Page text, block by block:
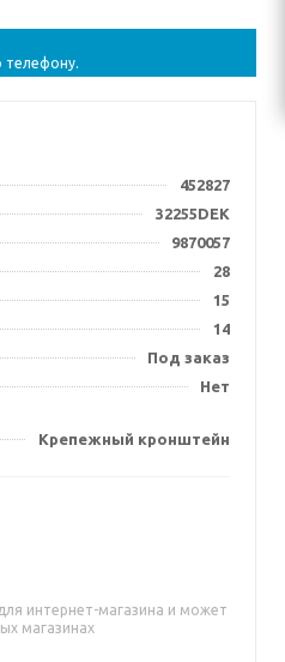
телефону.
452827
32255DEK
9870057
28
15
14
Под заказ
Нет
Крепежный кронштейн
интернет-магазина и может
магазинах